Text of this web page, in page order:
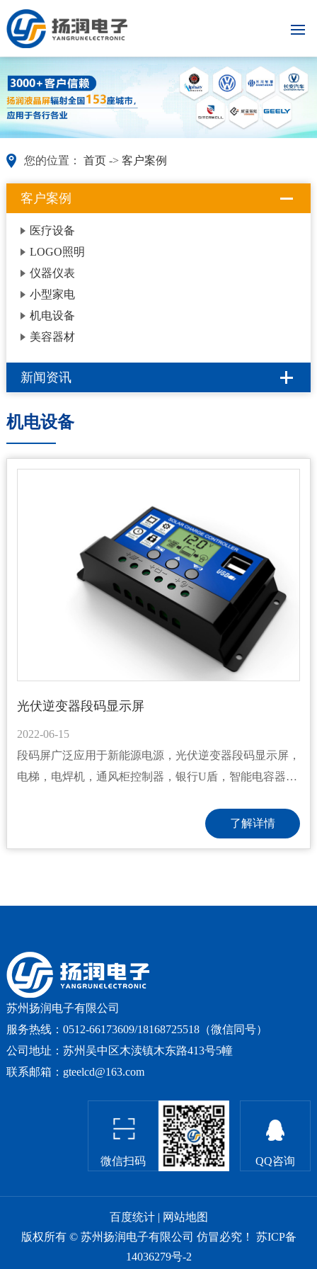
您的位置： 首页-> 客户案例
客户案例
医疗设备
LOGO照明
仪器仪表
小型家电
机电设备
美容器材
新闻资讯
机电设备
光伏逆变器段码显示屏
2022-06-15
段码屏广泛应用于新能源电源，光伏逆变器段码显示屏，
电梯，电焊机，通风柜控制器，银行U盾，智能电容器，
成立于2014年7月，是一家专注段码液晶屏(LCD)、液晶
显示模块(LCM)、背光源(LED)的生产厂家。已为众多顾
电能表，汽车仪表，空...
了解详情
苏州扬润电子有限公司
服务热线：0512-66173609/18168725518（微信同号）
公司地址：苏州吴中区木渎镇木东路413号5幢
联系邮箱：gteelcd@163.com
QQ咨询
微信扫码
百度统计| 网站地图
版权所有 © 苏州扬润电子有限公司 仿冒必究！ 苏ICP备
14036279号-2